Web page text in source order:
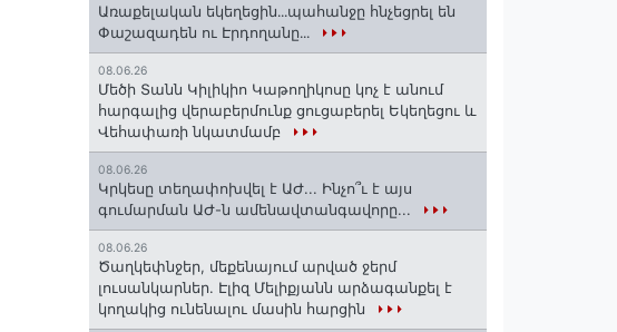
Առաքելական եկեղեցին․․․պահանջը հնչեցրել են
Փաշազադեն ու Էրդողանը․․․
08.06.26
Մեծի Տանն Կիլիկիո Կաթողիկոսը կոչ է անում
հարգալից վերաբերմունք ցուցաբերել Եկեղեցու և
Վեհափառի նկատմամբ
08.06.26
Կրկեսը տեղափոխվել է ԱԺ... Ինչո՞ւ է այս
գումարման ԱԺ-ն ամենավտանգավորը...
08.06.26
Ծաղկեփնջեր, մեքենայում արված ջերմ
լուսանկարներ. Էլիզ Մելիքյանն արձագանքել է
կողակից ունենալու մասին հարցին